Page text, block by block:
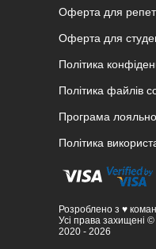
Оферта для
Оферта для
Політика
Політика файлів
Програма
Політика
Розроблено з ♥
Усі права захищені ©
2020 - 2026